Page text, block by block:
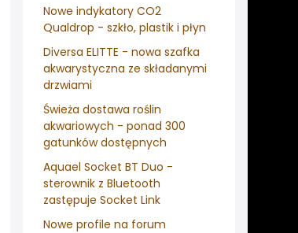
Nowe indykatory CO2
Qualdrop - szkło, plastik i płyn
Diversa ELITTE - nowa szafka
akwarystyczna ze składanymi
drzwiami
Świeża dostawa roślin
akwariowych - ponad 300
gatunków dostępnych
Aquael Socket BT Duo -
sterownik z Bluetooth
zastępuje Socket Link
Nowe profile na forum